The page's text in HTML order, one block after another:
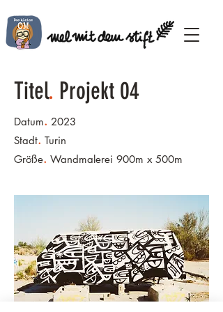
Titel. Projekt 04
Datum. 2023
Stadt. Turin
Größe. Wandmalerei 900m x 500m